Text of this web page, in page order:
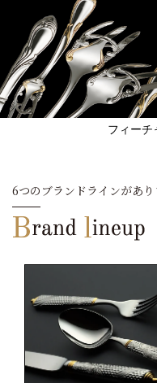
フィーチ
6つのブランドラインがあ